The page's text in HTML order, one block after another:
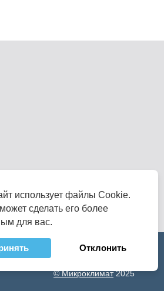
© Микроклимат2025
использует файлы Cookie.
сделать его более
для вас.
Отклонить